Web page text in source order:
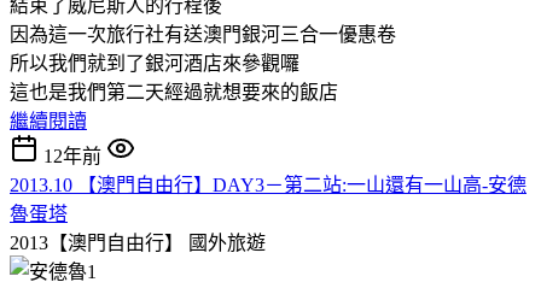
結束了威尼斯人的行程後
因為這一次旅行社有送澳門銀河三合一優惠卷
所以我們就到了銀河酒店來參觀囉
這也是我們第二天經過就想要來的飯店
繼續閱讀
12年前
2013.10 【澳門自由行】DAY3－第二站:一山還有一山高-安德
魯蛋塔
2013【澳門自由行】
國外旅遊